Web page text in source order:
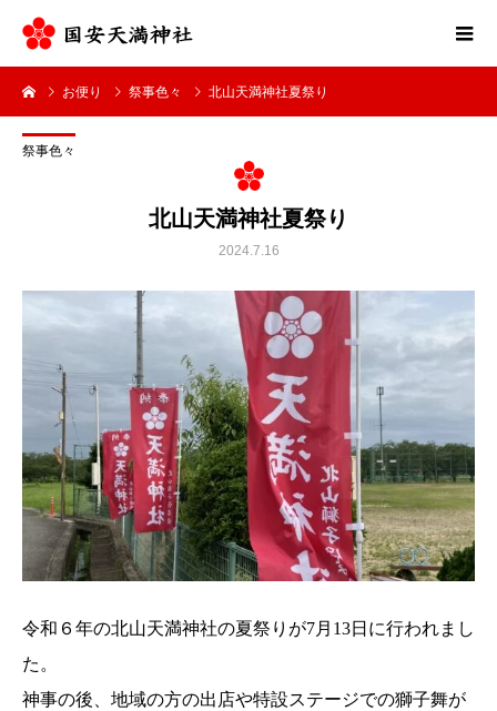
お便り 祭事色々 北山天満神社夏祭り
祭事色々
北山天満神社夏祭り
2024.7.16
令和６年の北山天満神社の夏祭りが7月13日に行われまし
た。
神事の後、地域の方の出店や特設ステージでの獅子舞が